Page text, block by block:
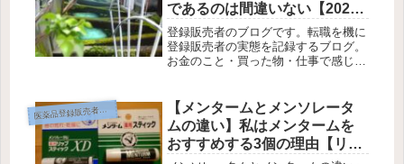
であるのは間違いない【2022
年5月16日から5日22日分】
登録販売者のブログです。転職を機に
登録販売者の実態を記録するブログ。
お金のこと・買った物・仕事で感じた
旅行や遊びも書いてみる。登録販売者
の仕事に興味がる人向けです。登録販
売...
医薬品登録販売者のブログ
【メンタームとメンソレータ
ムの違い】私はメンタームを
おすすめする3個の理由【リッ